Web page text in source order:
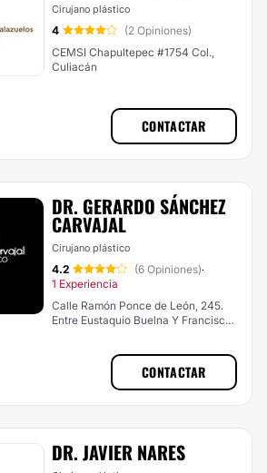
Cirujano plástico
4
(2 Opiniones)
CEMSI Chapultepec #1754 Col.,
Culiacán
CONTACTAR
DR. GERARDO SÁNCHEZ
CARVAJAL
Cirujano plástico
4.2 (6 Opiniones)·
1 Experiencia
Calle Ramón Ponce de León, 245.
Entre Eustaquio Buelna Y Francisco
CONTACTAR
DR. JAVIER NARES